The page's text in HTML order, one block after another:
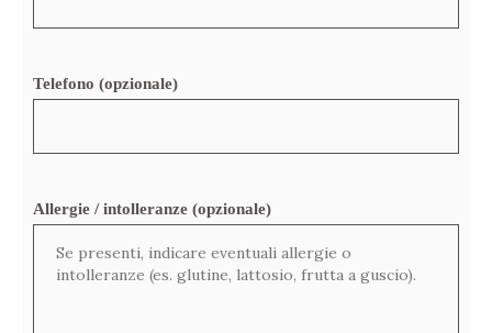
Telefono (opzionale)
Allergie / intolleranze (opzionale)